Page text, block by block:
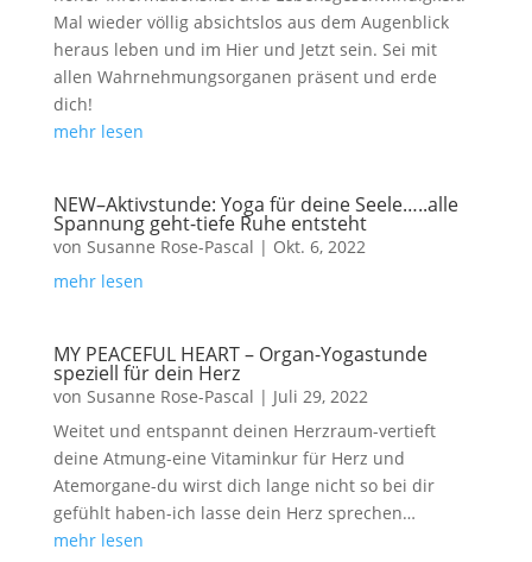
Mal wieder völlig absichtslos aus dem Augenblick
heraus leben und im Hier und Jetzt sein. Sei mit
allen Wahrnehmungsorganen präsent und erde
dich!
mehr lesen
NEW–Aktivstunde: Yoga für deine Seele…..alle
Spannung geht-tiefe Ruhe entsteht
von Susanne Rose-Pascal | Okt. 6, 2022
mehr lesen
MY PEACEFUL HEART – Organ-Yogastunde
speziell für dein Herz
von Susanne Rose-Pascal | Juli 29, 2022
Weitet und entspannt deinen Herzraum-vertieft
deine Atmung-eine Vitaminkur für Herz und
Atemorgane-du wirst dich lange nicht so bei dir
gefühlt haben-ich lasse dein Herz sprechen…
mehr lesen